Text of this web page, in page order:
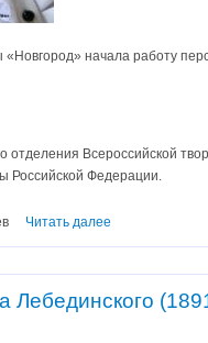
начала работу
отделения Всероссийской
Российской Федерации.
Читать далее
Лебединского